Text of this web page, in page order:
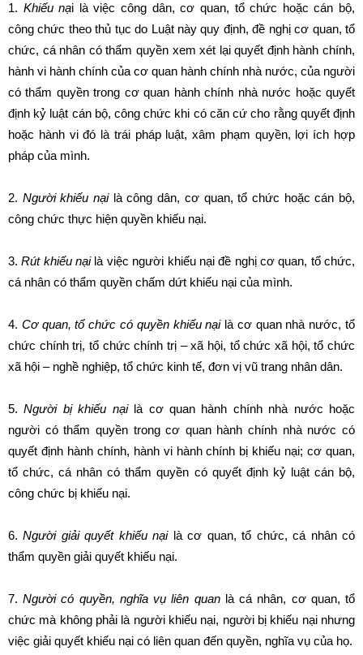
1. Khiếu nại là việc công dân, cơ quan, tổ chức hoặc cán bộ,
công chức theo thủ tục do Luật này quy định, đề nghị cơ quan, tổ
chức, cá nhân có thẩm quyền xem xét lại quyết định hành chính,
hành vi hành chính của cơ quan hành chính nhà nước, của người
có thẩm quyền trong cơ quan hành chính nhà nước hoặc quyết
định kỷ luật cán bộ, công chức khi có căn cứ cho rằng quyết định
hoặc hành vi đó là trái pháp luật, xâm phạm quyền, lợi ích hợp
pháp của mình.
2. Người khiếu nạilà công dân, cơ quan, tổ chức hoặc cán bộ,
công chức thực hiện quyền khiếu nại.
3.Rút khiếu nạilà việc người khiếu nại đề nghị cơ quan, tổ chức,
cá nhân có thẩm quyền chấm dứt khiếu nại của mình.
4. Cơ quan, tổ chức có quyền khiếu nạilà cơ quan nhà nước, tổ
chức chính trị, tổ chức chính trị – xã hội, tổ chức xã hội, tổ chức
xã hội – nghề nghiệp, tổ chức kinh tế, đơn vị vũ trang nhân dân.
5.Người bị khiếu nạilà cơ quan hành chính nhà nước hoặc
người có thẩm quyền trong cơ quan hành chính nhà nước có
quyết định hành chính, hành vi hành chính bị khiếu nại; cơ quan,
tổ chức, cá nhân có thẩm quyền có quyết định kỷ luật cán bộ,
công chức bị khiếu nại.
6.Người giải quyết khiếu nạilà cơ quan, tổ chức, cá nhân có
thẩm quyền giải quyết khiếu nại.
7.Người có quyền, nghĩa vụ liên quanlà cá nhân, cơ quan, tổ
chức mà không phải là người khiếu nại, người bị khiếu nại nhưng
việc giải quyết khiếu nại có liên quan đến quyền, nghĩa vụ của họ.